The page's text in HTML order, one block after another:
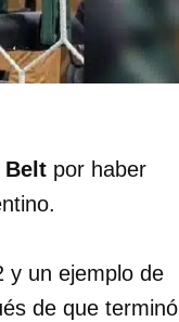
Belt por haber
y un ejemplo de
de que terminó